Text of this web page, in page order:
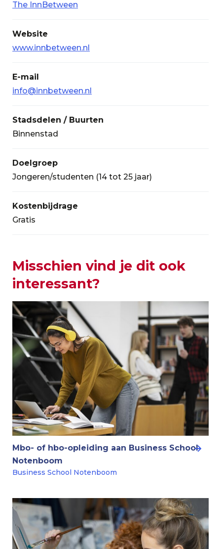
The InnBetween
Website
www.innbetween.nl
E-mail
info@innbetween.nl
Stadsdelen / Buurten
Binnenstad
Doelgroep
Jongeren/studenten (14 tot 25 jaar)
Kostenbijdrage
Gratis
Misschien vind je dit ook
interessant?
Mbo- of hbo-opleiding aan Business School
Notenboom
Business School Notenboom